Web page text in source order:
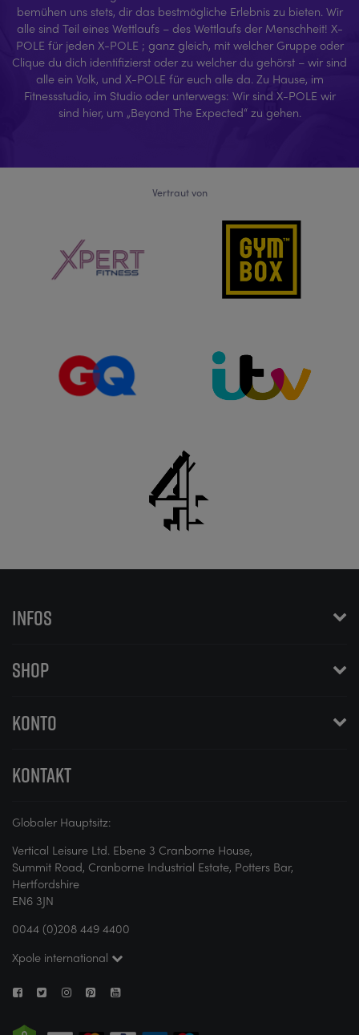
bemühen uns stets, dir das bestmögliche Erlebnis zu bieten. Wir
alle sind Teil eines Wettlaufs – des Wettlaufs der Menschheit! X-
POLE für jeden X-POLE ; ganz gleich, mit welcher Gruppe oder
Clique du dich identifizierst oder zu welcher du gehörst – wir sind
alle ein Volk, und X-POLE für euch alle da. Zu Hause, im
Fitnessstudio, im Studio oder unterwegs: Wir sind X-POLE wir
sind hier, um „Beyond The Expected“ zu gehen.
Vertraut von
INFOS
SHOP
KONTO
KONTAKT
Globaler Hauptsitz:
Vertical Leisure Ltd. Ebene 3 Cranborne House,
Summit Road, Cranborne Industrial Estate, Potters Bar,
Hertfordshire
EN6 3JN
0044 (0)208 449 4400
Xpole international